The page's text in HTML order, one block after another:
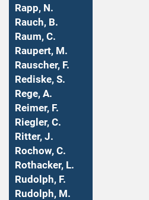
Rapp, N.
Rauch, B.
Raum, C.
Raupert, M.
Rauscher, F.
Rediske, S.
Rege, A.
Reimer, F.
Riegler, C.
Ritter, J.
Rochow, C.
Rothacker, L.
Rudolph, F.
Rudolph, M.